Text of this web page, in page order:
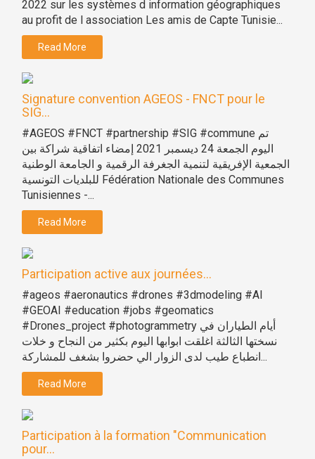
2022 sur les systèmes d information géographiques
au profit de l association Les amis de Capte Tunisie...
Read More
Signature convention AGEOS - FNCT pour le
SIG...
#AGEOS #FNCT #partnership #SIG #commune تم
اليوم الجمعة 24 ديسمبر 2021 إمضاء اتفاقية شراكة بين
الجمعية الإفريقية لتنمية الجغرفة الرقمية و الجامعة الوطنية
للبلديات التونسية Fédération Nationale des Communes
Tunisiennes -...
Read More
Participation active aux journées...
#ageos #aeronautics #drones #3dmodeling #AI
#GEOAI #education #jobs #geomatics
#Drones_project #photogrammetry أيام الطياران في
نسختها الثالثة اغلقت ابوابها اليوم بكثير من النجاح و خلات
انطباع طيب لدى الزوار الي حضروا بشغف للمشاركة...
Read More
Participation à la formation "Communication
pour...